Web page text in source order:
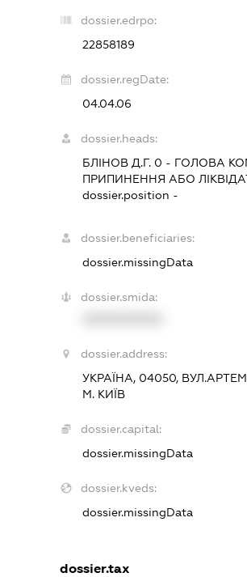
dossier.edrpo:
22858189
dossier.regDate:
04.04.06
dossier.heads:
БЛІНОВ Д.Г. 0 - ГОЛОВА
ПРИПИНЕННЯ АБО
dossier.position -
dossier.beneficiaries:
dossier.missingData
dossier.smida:
dossier.address:
УКРАЇНА, 04050,
М. КИЇВ
dossier.capital:
dossier.missingData
dossier.kveds:
dossier.missingData
dossier.tax